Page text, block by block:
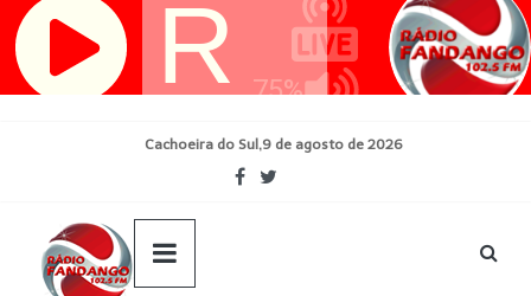
Pular
para
Cachoeira do Sul,9 de agosto de 2026